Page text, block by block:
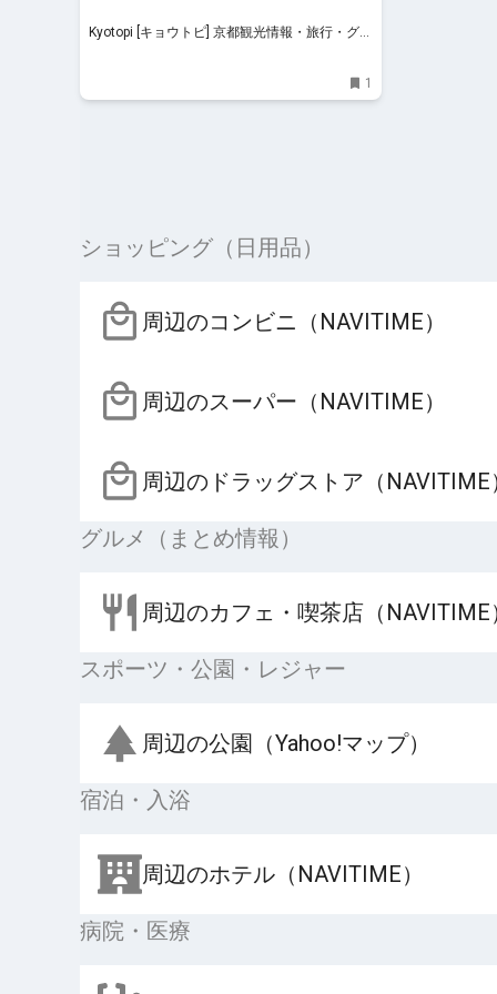
Kyotopi [キョウトピ] 京都観光情報・旅行・グル
1
ショッピング（日用品）
周辺のコンビニ（NAVITIME）
周辺のスーパー（NAVITIME）
周辺のドラッグストア（NAVITIME
グルメ（まとめ情報）
周辺のカフェ・喫茶店（NAVITIME
スポーツ・公園・レジャー
周辺の公園（Yahoo!マップ）
宿泊・入浴
周辺のホテル（NAVITIME）
病院・医療